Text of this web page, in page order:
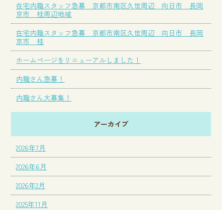
在宅内職スタッフ急募 京都市南区久世周辺 向日市 長岡
京市 桂周辺地域
在宅内職スタッフ急募 京都市南区久世周辺 向日市 長岡
京市 桂
ホームページをリニューアルしました！
内職さん急募！
内職さん大募集！
アーカイブ
2026年7月
2026年6月
2026年2月
2025年11月